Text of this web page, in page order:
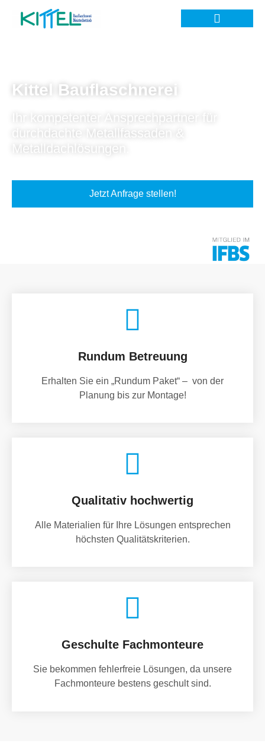
Kittel Bauflaschnerei
Ihr kompetenter Ansprechpartner für
durchdachte Metallfassaden &
Metalldachlösungen.
Jetzt Anfrage stellen!
Rundum Betreuung
Erhalten Sie ein „Rundum Paket“ – von der
Planung bis zur Montage!
Qualitativ hochwertig
Alle Materialien für Ihre Lösungen entsprechen
höchsten Qualitätskriterien.
Geschulte Fachmonteure
Sie bekommen fehlerfreie Lösungen, da unsere
Fachmonteure bestens geschult sind.